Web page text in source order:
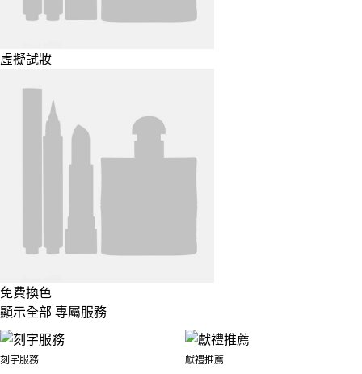
虛擬試妝
免費換色
顯示全部 專屬服務
刻字服務 獻禮推薦